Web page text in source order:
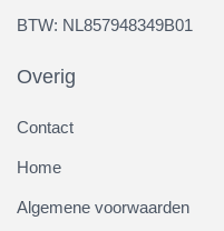
BTW: NL857948349B01
Overig
Contact
Home
Algemene voorwaarden